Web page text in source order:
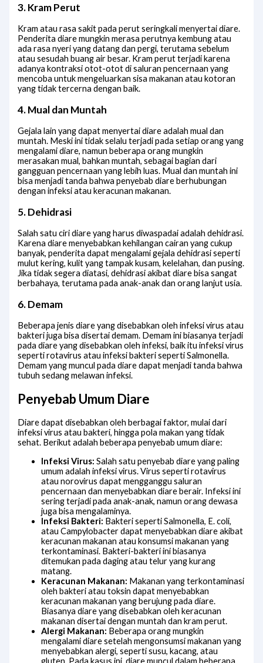
3. Kram Perut
Kram atau rasa sakit pada perut seringkali menyertai diare.
Penderita diare mungkin merasa perutnya kembung atau
ada rasa nyeri yang datang dan pergi, terutama sebelum
atau sesudah buang air besar. Kram perut terjadi karena
adanya kontraksi otot-otot di saluran pencernaan yang
mencoba untuk mengeluarkan sisa makanan atau kotoran
yang tidak tercerna dengan baik.
4. Mual dan Muntah
Gejala lain yang dapat menyertai diare adalah mual dan
muntah. Meski ini tidak selalu terjadi pada setiap orang yang
mengalami diare, namun beberapa orang mungkin
merasakan mual, bahkan muntah, sebagai bagian dari
gangguan pencernaan yang lebih luas. Mual dan muntah ini
bisa menjadi tanda bahwa penyebab diare berhubungan
dengan infeksi atau keracunan makanan.
5. Dehidrasi
Salah satu ciri diare yang harus diwaspadai adalah dehidrasi.
Karena diare menyebabkan kehilangan cairan yang cukup
banyak, penderita dapat mengalami gejala dehidrasi seperti
mulut kering, kulit yang tampak kusam, kelelahan, dan pusing.
Jika tidak segera diatasi, dehidrasi akibat diare bisa sangat
berbahaya, terutama pada anak-anak dan orang lanjut usia.
6. Demam
Beberapa jenis diare yang disebabkan oleh infeksi virus atau
bakteri juga bisa disertai demam. Demam ini biasanya terjadi
pada diare yang disebabkan oleh infeksi, baik itu infeksi virus
seperti rotavirus atau infeksi bakteri seperti Salmonella.
Demam yang muncul pada diare dapat menjadi tanda bahwa
tubuh sedang melawan infeksi.
Penyebab Umum Diare
Diare dapat disebabkan oleh berbagai faktor, mulai dari
infeksi virus atau bakteri, hingga pola makan yang tidak
sehat. Berikut adalah beberapa penyebab umum diare:
Infeksi Virus: Salah satu penyebab diare yang paling
umum adalah infeksi virus. Virus seperti rotavirus
atau norovirus dapat mengganggu saluran
pencernaan dan menyebabkan diare berair. Infeksi ini
sering terjadi pada anak-anak, namun orang dewasa
juga bisa mengalaminya.
Infeksi Bakteri: Bakteri seperti Salmonella, E. coli,
atau Campylobacter dapat menyebabkan diare akibat
keracunan makanan atau konsumsi makanan yang
terkontaminasi. Bakteri-bakteri ini biasanya
ditemukan pada daging atau telur yang kurang
matang.
Keracunan Makanan: Makanan yang terkontaminasi
oleh bakteri atau toksin dapat menyebabkan
keracunan makanan yang berujung pada diare.
Biasanya diare yang disebabkan oleh keracunan
makanan disertai dengan muntah dan kram perut.
Alergi Makanan: Beberapa orang mungkin
mengalami diare setelah mengonsumsi makanan yang
menyebabkan alergi, seperti susu, kacang, atau
gluten. Pada kasus ini, diare muncul dalam beberapa